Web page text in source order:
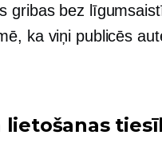
gribas bez
ka viņi publicēs
lietošanas